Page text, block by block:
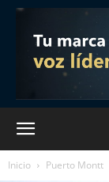
Inicio Puerto Montt